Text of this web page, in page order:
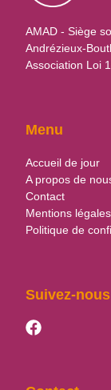
AMAD - Siège
Andrézieux-
Association Loi
Menu
Accueil de jour
A propos de
Contact
Mentions légales
Politique de
Suivez-nous